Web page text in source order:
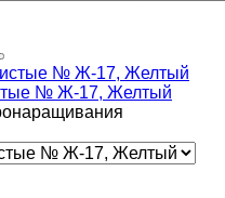
№ Ж-17, Желтый